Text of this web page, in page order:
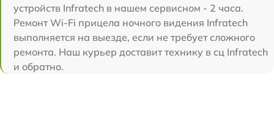
устройств Infratech в нашем сервисном - 2 часа.
Ремонт Wi-Fi прицела ночного видения Infratech
выполняется на выезде, если не требует сложного
ремонта. Наш курьер доставит технику в сц Infratech
и обратно.